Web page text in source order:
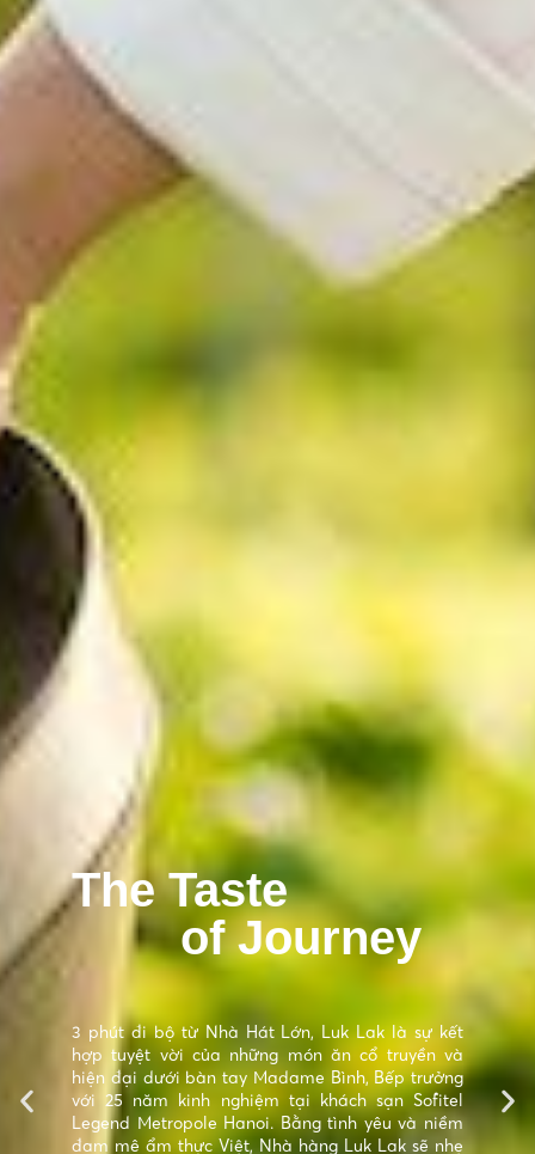
The Taste
of Journey
3 phút đi bộ từ Nhà Hát Lớn, Luk Lak là sự kết
hợp tuyệt vời của những món ăn cổ truyền và
hiện đại dưới bàn tay Madame Bình, Bếp trưởng
với 25 năm kinh nghiệm tại khách sạn Sofitel
Legend Metropole Hanoi. Bằng tình yêu và niềm
đam mê ẩm thực Việt, Nhà hàng Luk Lak sẽ nhẹ